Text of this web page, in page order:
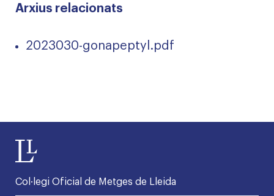
Arxius relacionats
2023030-gonapeptyl.pdf
Col·legi Oficial de Metges de Lleida